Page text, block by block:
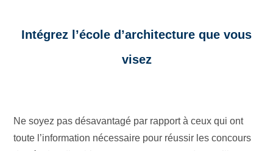
Intégrez l’école d’architecture que vous
visez
Ne soyez pas désavantagé par rapport à ceux qui ont
toute l’information nécessaire pour réussir les concours